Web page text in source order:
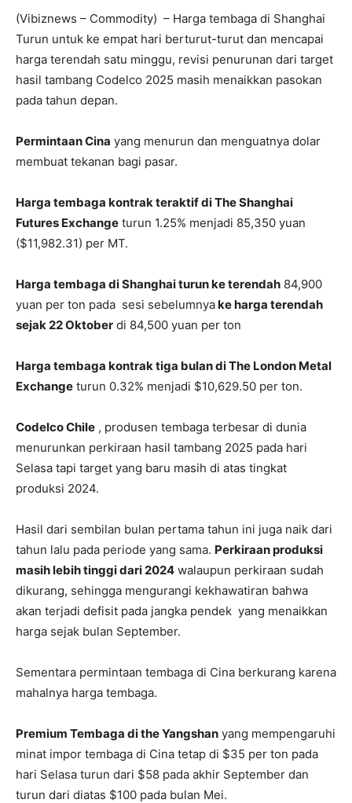
(Vibiznews – Commodity) – Harga tembaga di Shanghai
Turun untuk ke empat hari berturut-turut dan mencapai
harga terendah satu minggu, revisi penurunan dari target
hasil tambang Codelco 2025 masih menaikkan pasokan
pada tahun depan.
Permintaan Cina yang menurun dan menguatnya dolar
membuat tekanan bagi pasar.
Harga tembaga kontrak teraktif di The Shanghai
Futures Exchange turun 1.25% menjadi 85,350 yuan
($11,982.31) per MT.
Harga tembaga di Shanghai turun ke terendah 84,900
yuan per ton pada sesi sebelumnyake harga terendah
sejak 22 Oktober di 84,500 yuan per ton
Harga tembaga kontrak tiga bulan di The London Metal
Exchange turun 0.32% menjadi $10,629.50 per ton.
Codelco Chile , produsen tembaga terbesar di dunia
menurunkan perkiraan hasil tambang 2025 pada hari
Selasa tapi target yang baru masih di atas tingkat
produksi 2024.
Hasil dari sembilan bulan pertama tahun ini juga naik dari
tahun lalu pada periode yang sama. Perkiraan produksi
masih lebih tinggi dari 2024 walaupun perkiraan sudah
dikurang, sehingga mengurangi kekhawatiran bahwa
akan terjadi defisit pada jangka pendek yang menaikkan
harga sejak bulan September.
Sementara permintaan tembaga di Cina berkurang karena
mahalnya harga tembaga.
Premium Tembaga di the Yangshan yang mempengaruhi
minat impor tembaga di Cina tetap di $35 per ton pada
hari Selasa turun dari $58 pada akhir September dan
turun dari diatas $100 pada bulan Mei.